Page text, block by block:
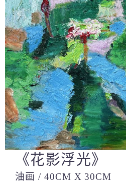
《花影浮光》
油画 / 40CM X 30CM